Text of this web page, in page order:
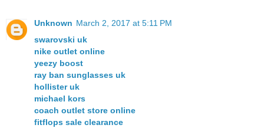
Unknown March 2, 2017 at 5:11 PM
swarovski uk
nike outlet online
yeezy boost
ray ban sunglasses uk
hollister uk
michael kors
coach outlet store online
fitflops sale clearance